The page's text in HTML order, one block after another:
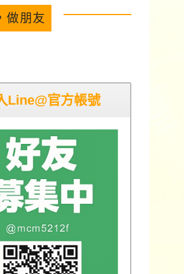
做朋友
Line@官方帳號